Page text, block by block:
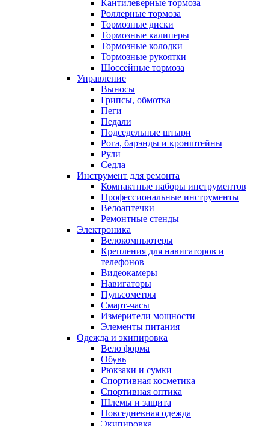
Кантилеверные тормоза
Роллерные тормоза
Тормозные диски
Тормозные калиперы
Тормозные колодки
Тормозные рукоятки
Шоссейные тормоза
Управление
Выносы
Грипсы, обмотка
Пеги
Педали
Подседельные штыри
Рога, барэнды и кронштейны
Рули
Седла
Инструмент для ремонта
Компактные наборы инструментов
Профессиональные инструменты
Велоаптечки
Ремонтные стенды
Электроника
Велокомпьютеры
Крепления для навигаторов и
телефонов
Видеокамеры
Навигаторы
Пульсометры
Смарт-часы
Измерители мощности
Элементы питания
Одежда и экипировка
Вело форма
Обувь
Рюкзаки и сумки
Спортивная косметика
Спортивная оптика
Шлемы и защита
Повседневная одежда
Экипировка